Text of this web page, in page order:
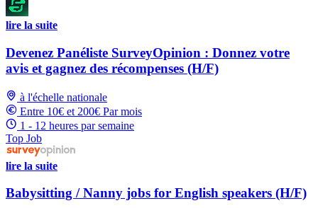
lire la suite
Devenez Panéliste SurveyOpinion : Donnez votre
avis et gagnez des récompenses (H/F)
à l'échelle nationale
Entre 10€ et 200€ Par mois
1 - 12 heures par semaine
Top Job
lire la suite
Babysitting / Nanny jobs for English speakers (H/F)